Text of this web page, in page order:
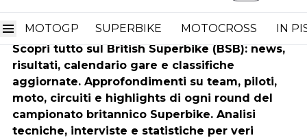
MOTOGP SUPERBIKE MOTOCROSS IN
British Superbike
Scopri tutto sul British Superbike (BSB): news,
risultati, calendario gare e classifiche
aggiornate. Approfondimenti su team, piloti,
moto, circuiti e highlights di ogni round del
campionato britannico Superbike. Analisi
tecniche, interviste e statistiche per veri